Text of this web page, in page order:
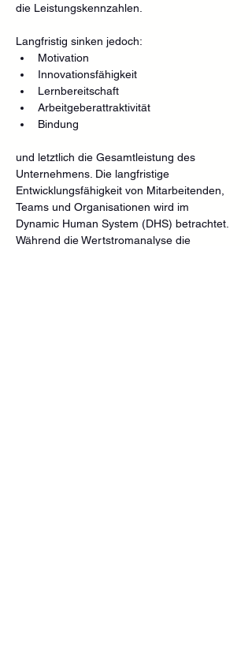
die Leistungskennzahlen.
Langfristig sinken jedoch:
Motivation
Innovationsfähigkeit
Lernbereitschaft
Arbeitgeberattraktivität
Bindung
und letztlich die Gesamtleistung des
Unternehmens. Die langfristige
Entwicklungsfähigkeit von Mitarbeitenden,
Teams und Organisationen wird im
Dynamic Human System (DHS) betrachtet.
Während die Wertstromanalyse die